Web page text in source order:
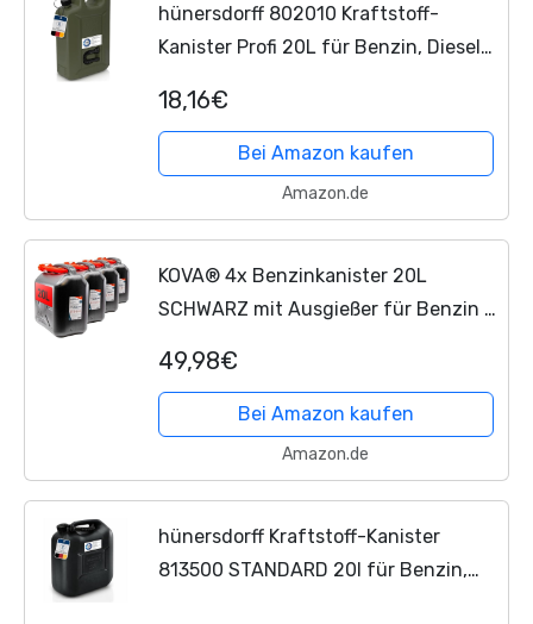
hünersdorff 802010 Kraftstoff-
Kanister Profi 20L für Benzin, Diesel
Zulassung, Made in Germany, TÜV-
geprüfte Produktion, oliv
18,16€
Bei Amazon kaufen
Amazon.de
KOVA® 4x Benzinkanister 20L
SCHWARZ mit Ausgießer für Benzin &
49,98€
Bei Amazon kaufen
Amazon.de
hünersdorff Kraftstoff-Kanister
813500 STANDARD 20l für Benzin,